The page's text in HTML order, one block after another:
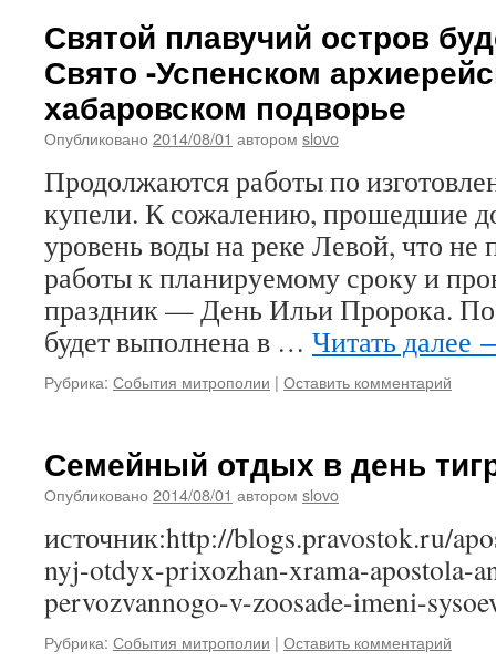
Святой плавучий остров
Свято -Успенском
хабаровском подворье
Опубликовано 2014/08/01 автором slovo
Продолжаются работы по
купели. К сожалению, прошедшие
уровень воды на реке Левой, что не
работы к планируемому сроку и
праздник — День Ильи Пророка. По
будет выполнена в … Читать далее
Рубрика: События митрополии | Оставить комментарий
Семейный отдых в день
Опубликовано 2014/08/01 автором slovo
источник:http://blogs.pravostok.ru/
nyj-otdyx-prixozhan-xrama-apostola-
pervozvannogo-v-zoosade-imeni-
Рубрика: События митрополии | Оставить комментарий